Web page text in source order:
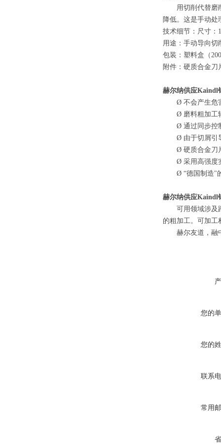
用切削代替磨
降低。这是手动
技术细节：尺寸：
用途：手动导向切
包装：塑料盒（
附件：硬质合金刀
赫尔纳供应Kaindl
Ø 不会产生危
Ø 磨料粗加工
Ø 通过同步控
Ø 由于切屑引
Ø 硬质合金刀
Ø 采用高强度
Ø “德国制造"
赫尔纳供应Kaindl
可用领域涉及
的粗加工。可加工
赫尔友道，融
您的
您的
联系
常用